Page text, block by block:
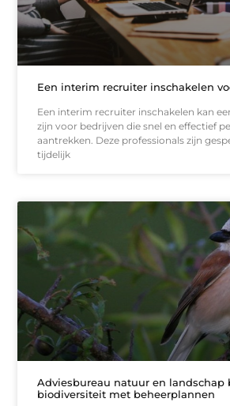
Een interim recruiter inschakelen
Een interim recruiter inschakelen kan
zijn voor bedrijven die snel en effectief
aantrekken. Deze professionals zijn
tijdelijk
Adviesbureau natuur en landschap
biodiversiteit met beheerplannen